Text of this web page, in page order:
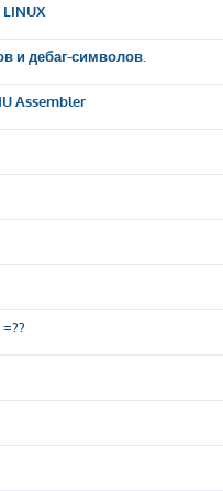
и дебаг-символов.
Assembler